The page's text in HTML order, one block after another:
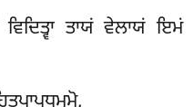
ਤਾਯਂ ਵੇਲਾਯਂ ਇਮਂ